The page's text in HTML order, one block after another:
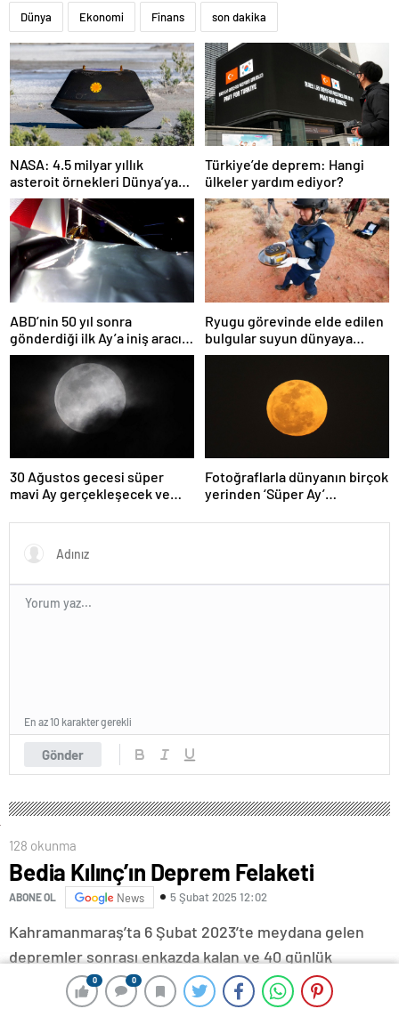
0 0
Dünya Ekonomi Finans son dakika
NASA: 4.5 milyar yıllık
asteroit örnekleri Dünya’ya
getirildi; yaşamın
başlangıcına ışık tutabilir
Türkiye’de deprem: Hangi
ülkeler yardım ediyor?
ABD’nin 50 yıl sonra
gönderdiği ilk Ay’a iniş aracı
Peregrine atmosferde
yanarak denize düştü
Ryugu görevinde elde edilen
bulgular suyun dünyaya
asteroitlerce getirilmiş
30 Ağustos gecesi süper
mavi Ay gerçekleşecek ve
olacak
Fotoğraflarla dünyanın birçok
yerinden ‘Süper Ay’
Gönder
En az 10 karakter gerekli
128 okunma
Bedia Kılınç’ın Deprem Felaketi
ABONE OL News 5 Şubat 2025 12:02
0 0
Kahramanmaraş’ta 6 Şubat 2023’te meydana gelen
depremler sonrası enkazda kalan ve 40 günlük
bebeğine 20 gün sonra kavuşan Bedia Kılınç,